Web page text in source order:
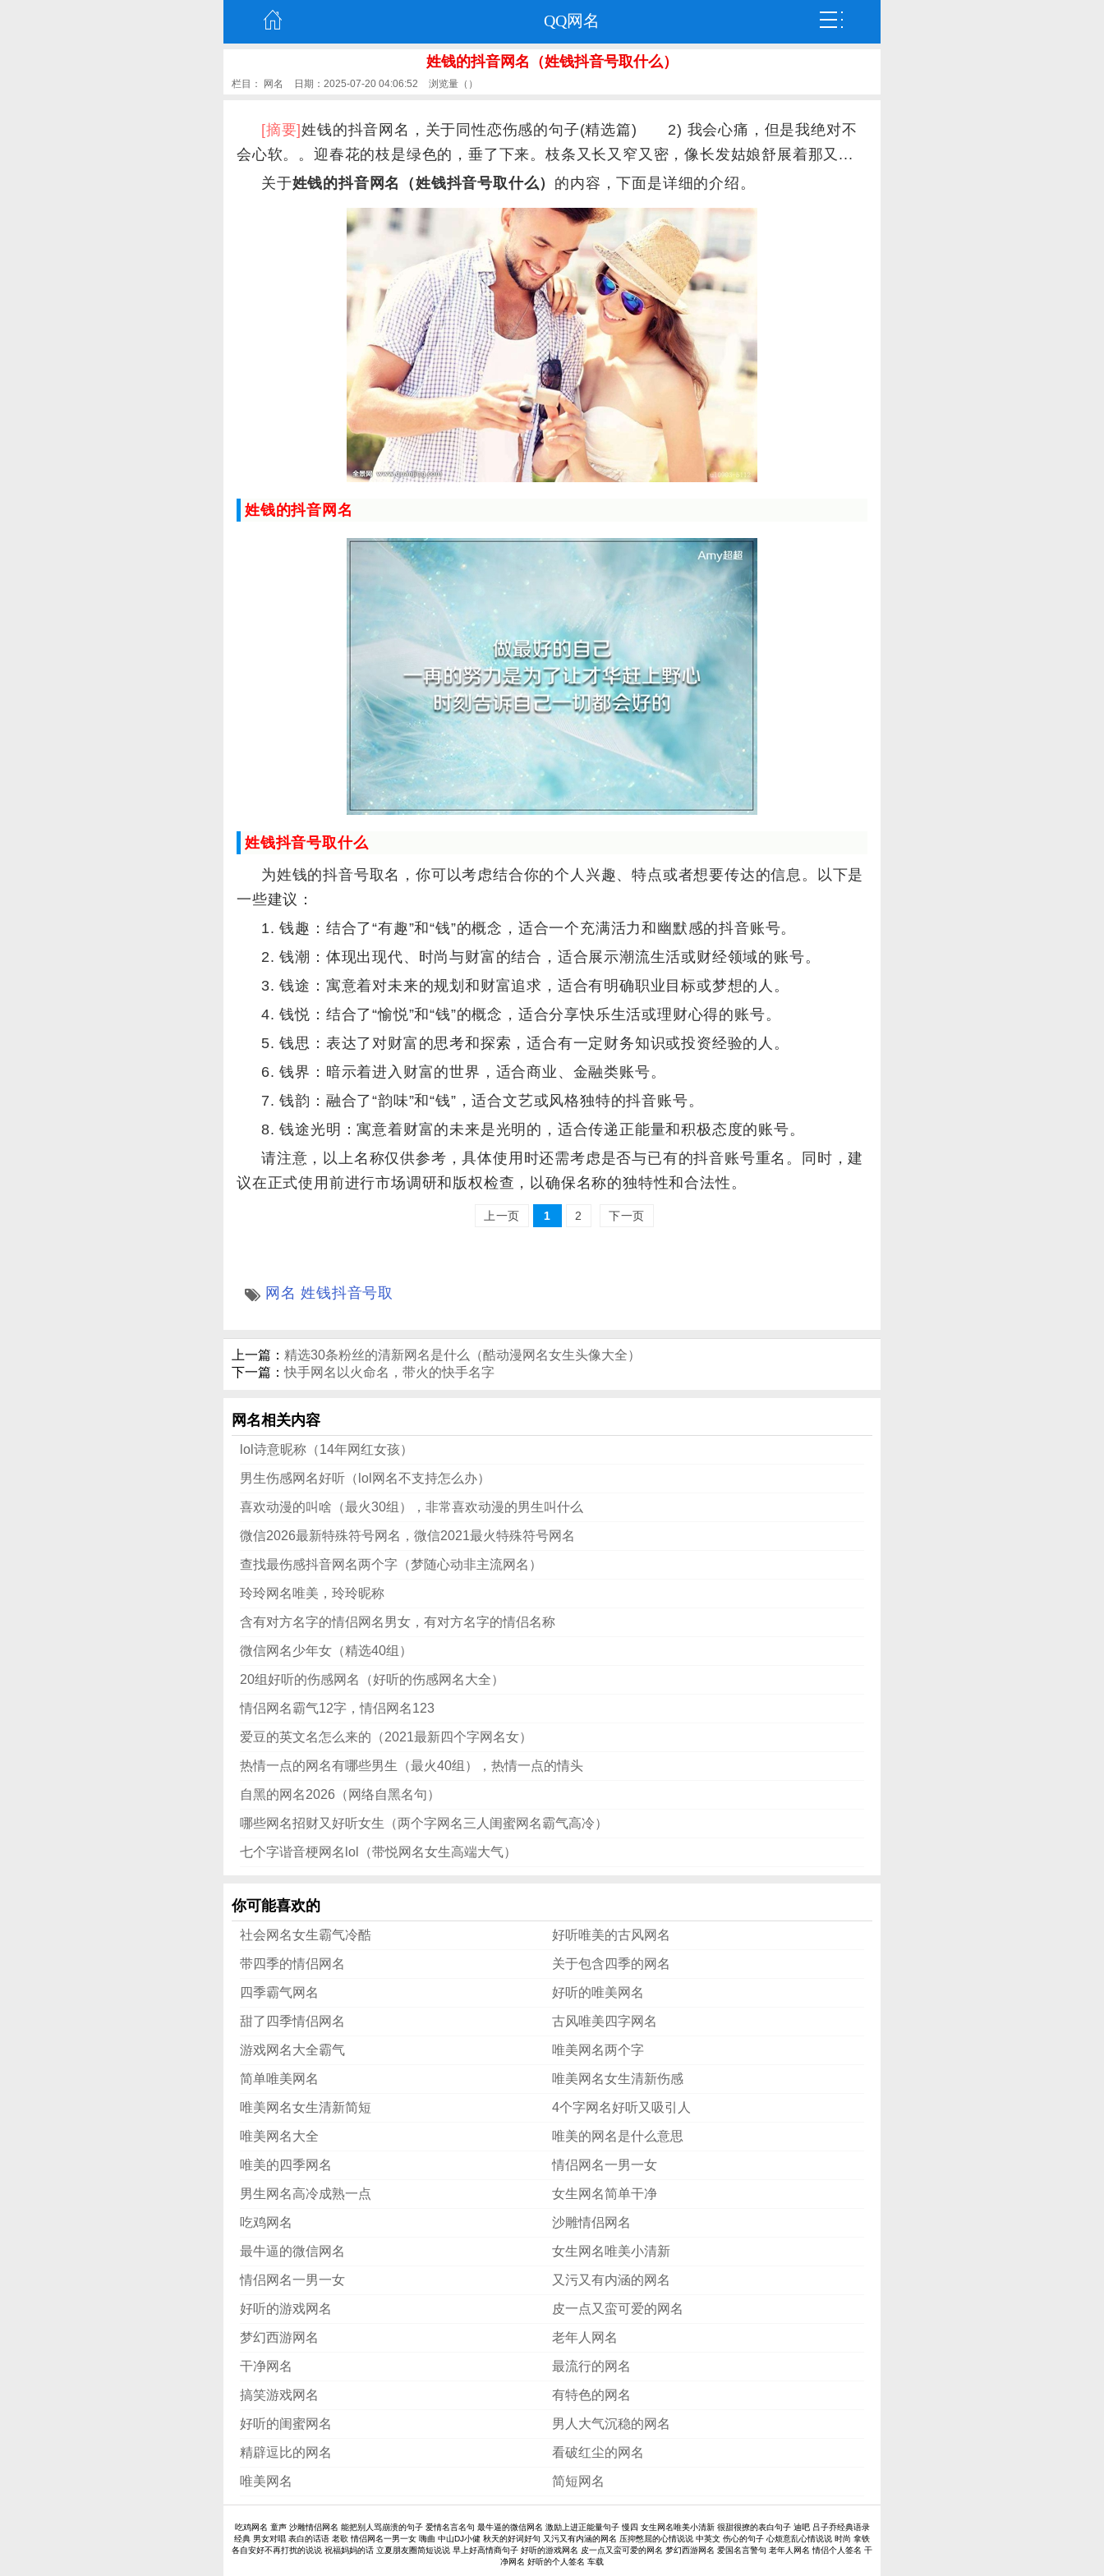
QQ网名
姓钱的抖音网名（姓钱抖音号取什么）
栏目： 网名 日期：2025-07-20 04:06:52 浏览量（ ）
[摘要]姓钱的抖音网名，关于同性恋伤感的句子(精选篇) 2) 我会心痛，但是我绝对不
会心软。。迎春花的枝是绿色的，垂了下来。枝条又长又窄又密，像长发姑娘舒展着那又...
关于姓钱的抖音网名（姓钱抖音号取什么） 的内容，下面是详细的介绍。
姓钱的抖音网名
姓钱抖音号取什么
为姓钱的抖音号取名，你可以考虑结合你的个人兴趣、特点或者想要传达的信息。以下是
一些建议：
1. 钱趣：结合了“有趣”和“钱”的概念，适合一个充满活力和幽默感的抖音账号。
2. 钱潮：体现出现代、时尚与财富的结合，适合展示潮流生活或财经领域的账号。
3. 钱途：寓意着对未来的规划和财富追求，适合有明确职业目标或梦想的人。
4. 钱悦：结合了“愉悦”和“钱”的概念，适合分享快乐生活或理财心得的账号。
5. 钱思：表达了对财富的思考和探索，适合有一定财务知识或投资经验的人。
6. 钱界：暗示着进入财富的世界，适合商业、金融类账号。
7. 钱韵：融合了“韵味”和“钱”，适合文艺或风格独特的抖音账号。
8. 钱途光明：寓意着财富的未来是光明的，适合传递正能量和积极态度的账号。
请注意，以上名称仅供参考，具体使用时还需考虑是否与已有的抖音账号重名。同时，建
议在正式使用前进行市场调研和版权检查，以确保名称的独特性和合法性。
上一页 1 2 下一页
网名 姓钱抖音号取
上一篇： 精选30条粉丝的清新网名是什么（酷动漫网名女生头像大全）
下一篇：快手网名以火命名，带火的快手名字
网名相关内容
lol诗意昵称（14年网红女孩）
男生伤感网名好听（lol网名不支持怎么办）
喜欢动漫的叫啥（最火30组），非常喜欢动漫的男生叫什么
微信2026最新特殊符号网名，微信2021最火特殊符号网名
查找最伤感抖音网名两个字（梦随心动非主流网名）
玲玲网名唯美，玲玲昵称
含有对方名字的情侣网名男女，有对方名字的情侣名称
微信网名少年女（精选40组）
20组好听的伤感网名（好听的伤感网名大全）
情侣网名霸气12字，情侣网名123
爱豆的英文名怎么来的（2021最新四个字网名女）
热情一点的网名有哪些男生（最火40组），热情一点的情头
自黑的网名2026（网络自黑名句）
哪些网名招财又好听女生（两个字网名三人闺蜜网名霸气高冷）
七个字谐音梗网名lol（带悦网名女生高端大气）
你可能喜欢的
社会网名女生霸气冷酷 好听唯美的古风网名
带四季的情侣网名 关于包含四季的网名
四季霸气网名 好听的唯美网名
甜了四季情侣网名 古风唯美四字网名
游戏网名大全霸气 唯美网名两个字
简单唯美网名 唯美网名女生清新伤感
唯美网名女生清新简短 4个字网名好听又吸引人
唯美网名大全 唯美的网名是什么意思
唯美的四季网名 情侣网名一男一女
男生网名高冷成熟一点 女生网名简单干净
吃鸡网名 沙雕情侣网名
最牛逼的微信网名 女生网名唯美小清新
情侣网名一男一女 又污又有内涵的网名
好听的游戏网名 皮一点又蛮可爱的网名
梦幻西游网名 老年人网名
干净网名 最流行的网名
搞笑游戏网名 有特色的网名
好听的闺蜜网名 男人大气沉稳的网名
精辟逗比的网名 看破红尘的网名
唯美网名 简短网名
吃鸡网名 童声 沙雕情侣网名 能把别人骂崩溃的句子 爱情名言名句 最牛逼的微信网名 激励上进正能量句子 慢四 女生网名唯美小清新 很甜很撩的表白句子 迪吧 吕子乔经典语录
经典 男女对唱 表白的话语 老歌 情侣网名一男一女 嗨曲 中山DJ小健 秋天的好词好句 又污又有内涵的网名 压抑憋屈的心情说说 中英文 伤心的句子 心烦意乱心情说说 时尚 拿铁
各自安好不再打扰的说说 祝福妈妈的话 立夏朋友圈简短说说 早上好高情商句子 好听的游戏网名 皮一点又蛮可爱的网名 梦幻西游网名 爱国名言警句 老年人网名 情侣个人签名 干
净网名 好听的个人签名 车载